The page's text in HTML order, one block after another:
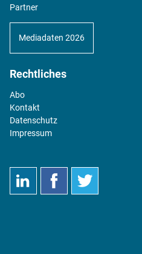
Partner
Mediadaten 2026
Rechtliches
Abo
Kontakt
Datenschutz
Impressum